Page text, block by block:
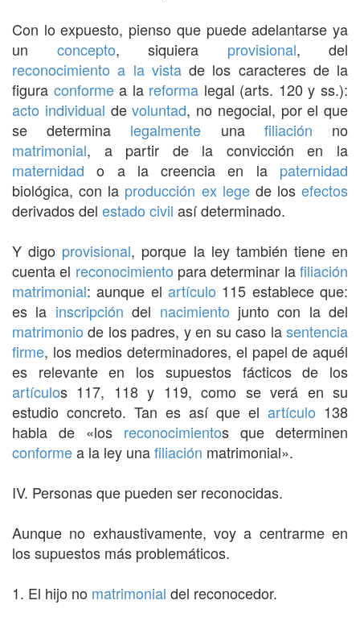
Con lo expuesto, pienso que puede adelantarse ya
un concepto, siquiera provisional, del
reconocimiento a la vistade los caracteres de la
figura conformea la reforma legal (arts. 120 y ss.):
acto individual devoluntad, no negocial, por el que
se determina legalmente una filiación no
matrimonial, a partir de la convicción en la
maternidad o a la creencia en la paternidad
biológica, con la producción ex legede los efectos
derivados del estado civil así determinado.
Y digo provisional, porque la ley también tiene en
cuenta el reconocimiento para determinar lafiliación
matrimonial: aunque el artículo 115 establece que:
es la inscripción del nacimiento junto con la del
matrimonio de los padres, y en su caso lasentencia
firme, los medios determinadores, el papel de aquél
es relevante en los supuestos fácticos de los
artículos 117, 118 y 119, como se verá en su
estudio concreto. Tan es así que el artículo 138
habla de «los reconocimientos que determinen
conformea la ley unafiliación matrimonial».
IV. Personas que pueden ser reconocidas.
Aunque no exhaustivamente, voy a centrarme en
los supuestos más problemáticos.
1. El hijo no matrimonial del reconocedor.